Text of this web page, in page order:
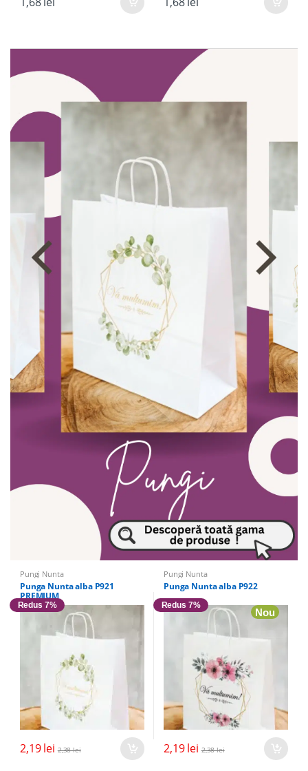
Pungi Nunta
Punga Nunta alba P921
PREMIUM
Redus 7%
2,19lei 2,38lei
Pungi Nunta
Punga Nunta alba P922
Redus 7%
Nou
2,19lei 2,38lei